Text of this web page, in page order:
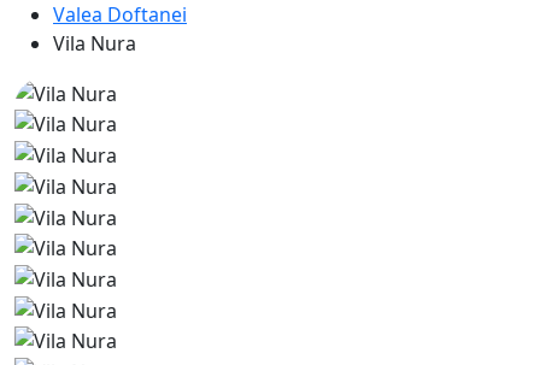
Valea Doftanei
Vila Nura